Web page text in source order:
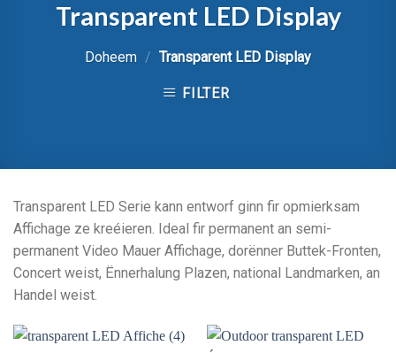
Transparent LED Display
Doheem / Transparent LED Display
FILTER
Transparent LED Serie kann entworf ginn fir opmierksam
Affichage ze kreéieren. Ideal fir permanent an semi-
permanent Video Mauer Affichage, dorënner Buttek-Fronten,
Concert weist, Ënnerhalung Plazen, national Landmarken, an
Handel weist.